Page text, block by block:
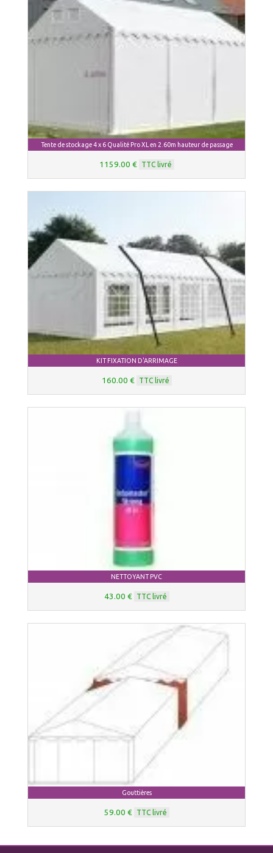
Tente de stockage 4 x 6 Qualité Pro XL en 2.60m hauteur de passage
1159.00 € TTC livré
KIT FIXATION D'ARRIMAGE
160.00 € TTC livré
NETTOYANT PVC
43.00 € TTC livré
Gouttières
59.00 € TTC livré